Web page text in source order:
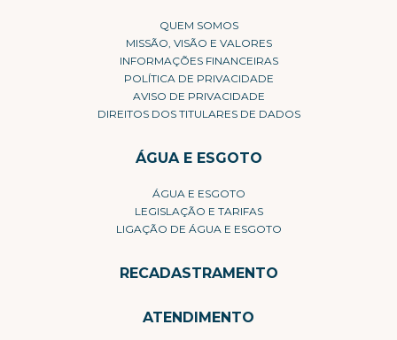
QUEM SOMOS
MISSÃO, VISÃO E VALORES
INFORMAÇÕES FINANCEIRAS
POLÍTICA DE PRIVACIDADE
AVISO DE PRIVACIDADE
DIREITOS DOS TITULARES DE DADOS
ÁGUA E ESGOTO
ÁGUA E ESGOTO
LEGISLAÇÃO E TARIFAS
LIGAÇÃO DE ÁGUA E ESGOTO
RECADASTRAMENTO
ATENDIMENTO